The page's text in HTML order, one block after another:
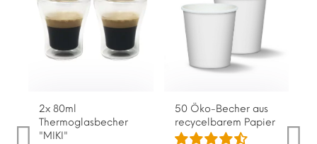
2x 80ml
Thermoglasbecher
"MIKI"
50 Öko-Becher aus
recycelbarem Papier